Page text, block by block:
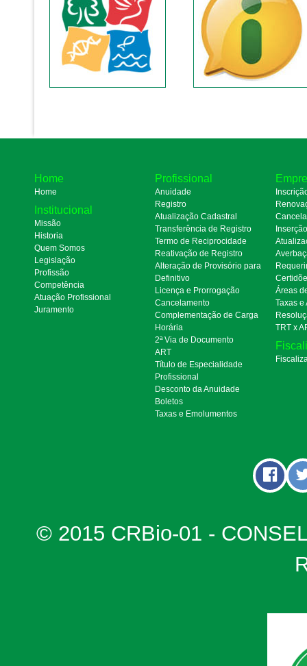
Home
Home
Institucional
Missão
Historia
Quem Somos
Legislação
Profissão
Competência
Atuação Profissional
Juramento
Profissional
Anuidade
Registro
Atualização Cadastral
Transferência de Registro
Termo de Reciprocidade
Reativação de Registro
Alteração de Provisório para
Definitivo
Licença e Prorrogação
Cancelamento
Complementação de Carga
Horária
2ª Via de Documento
ART
Título de Especialidade
Profissional
Desconto da Anuidade
Boletos
Taxas e Emolumentos
Áreas
Taxas e
TRT x
© 2015 CRBio-01 -